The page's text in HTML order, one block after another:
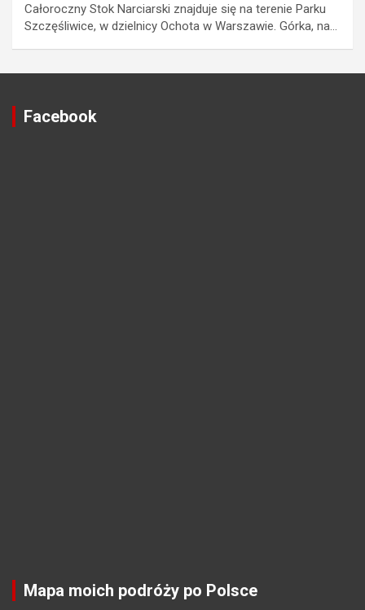
Całoroczny Stok Narciarski znajduje się na terenie Parku
Szczęśliwice, w dzielnicy Ochota w Warszawie. Górka, na…
Facebook
Mapa moich podróży po Polsce